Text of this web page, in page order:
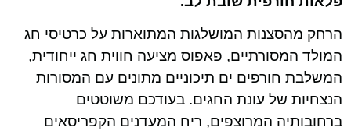
הרחק מהסצנות המושלגות המתוארות על כרטיסי חג
המולד המסורתיים, פאפוס מציעה חווית חג ייחודית,
המשלבת חורפים ים תיכוניים מתונים עם המסורות
הנצחיות של עונת החגים. בעודכם משוטטים
ברחובותיה המרוצפים, ריח המעדנים הקפריסאים